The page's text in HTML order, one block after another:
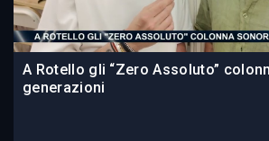
A Rotello gli “Zero Assoluto”
generazioni